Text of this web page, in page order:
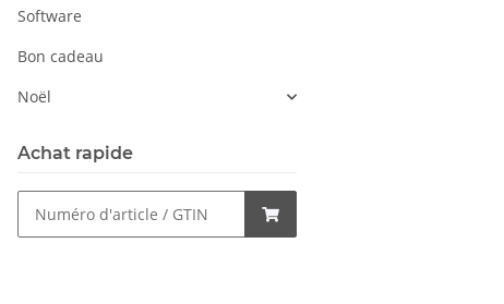
Software
Bon cadeau
Noël
Achat rapide